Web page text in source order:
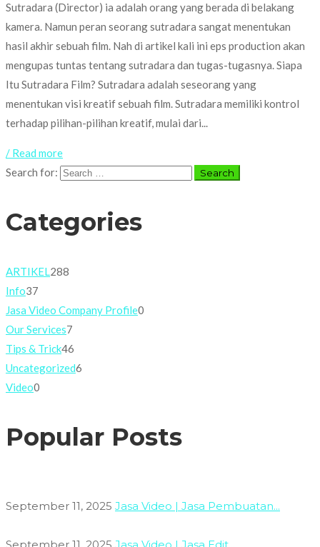
Sutradara (Director) ia adalah orang yang berada di belakang
kamera. Namun peran seorang sutradara sangat menentukan
hasil akhir sebuah film. Nah di artikel kali ini eps production akan
mengupas tuntas tentang sutradara dan tugas-tugasnya. Siapa
Itu Sutradara Film? Sutradara adalah seseorang yang
menentukan visi kreatif sebuah film. Sutradara memiliki kontrol
terhadap pilihan-pilihan kreatif, mulai dari...
/ Read more
Search for:
Categories
ARTIKEL288
Info37
Jasa Video Company Profile0
Our Services7
Tips & Trick46
Uncategorized6
Video0
Popular Posts
September 11, 2025 Jasa Video | Jasa Pembuatan...